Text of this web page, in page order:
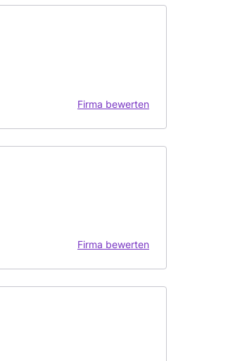
Firma bewerten
Firma bewerten